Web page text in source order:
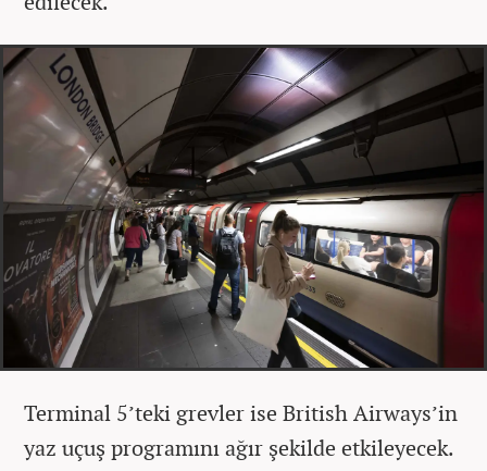
Terminal 5’teki grevler ise British Airways’in
yaz uçuş programını ağır şekilde etkileyecek.